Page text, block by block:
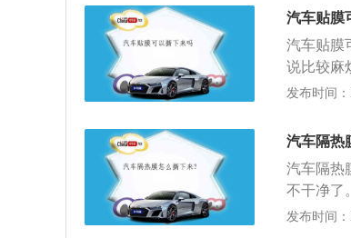
和沙土，
辆前后
叫做太阳
璃飞溅导
保护个人
汽车贴膜
汽车贴膜
说比较麻
膜的粘度
璃上祛除
除刚开
几分钟，
干胶也会
汽车玻璃
发布时间
汽车隔热
汽车隔热
不干净了
膜比贴膜
发布时间